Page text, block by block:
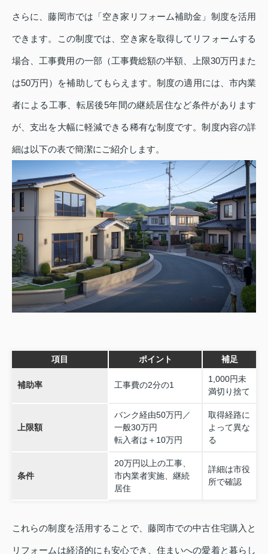
さらに、藤岡市では「空き家リフォーム補助金」制度を活用
できます。この制度では、空き家を取得してリフォームする
場合、工事費用の一部（工事費総額の半額、上限30万円また
は50万円）を補助してもらえます。制度の適用には、市内業
者による工事、転居後5年間の継続居住など条件があります
が、支出を大幅に軽減できる稀有な制度です。制度内容の詳
細は以下の表で簡潔にご紹介します。
項目 ポイント 補足
補助率 工事費の2分の1
1,000円未
満切り捨て
上限額
バンク経由50万円／
一般30万円
転入者は＋10万円
取得経路に
よって異な
る
条件
20万円以上の工事、
市内業者実施、継続
居住
詳細は市役
所で確認
これらの制度を活用することで、藤岡市での中古住宅購入と
リフォームは経済的にも安心でき、住まいへの愛着と暮らし